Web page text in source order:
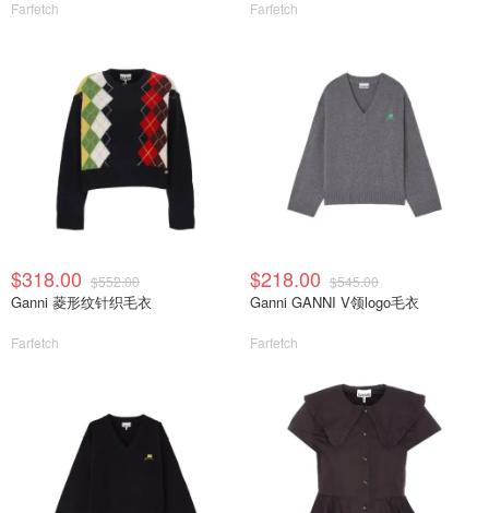
Farfetch Farfetch
$318.00 $552.00
Ganni 菱形纹针织毛衣
Farfetch
$218.00 $545.00
Ganni GANNI V领logo毛衣
Farfetch